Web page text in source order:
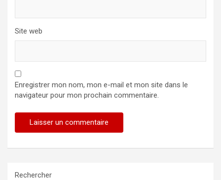
Site web
Enregistrer mon nom, mon e-mail et mon site dans le
navigateur pour mon prochain commentaire.
Rechercher